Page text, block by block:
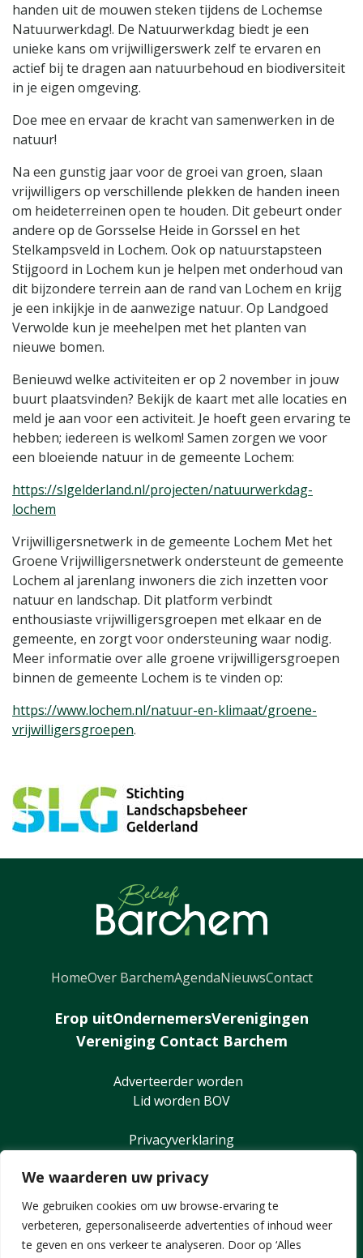
We waarderen uw privacy
We gebruiken cookies om uw browse-ervaring te
verbeteren, gepersonaliseerde advertenties of inhoud weer
te geven en ons verkeer te analyseren. Door op ‘Alles
handen uit de mouwen steken tijdens de Lochemse
Natuurwerkdag!. De Natuurwerkdag biedt je een
unieke kans om vrijwilligerswerk zelf te ervaren en
actief bij te dragen aan natuurbehoud en biodiversiteit
in je eigen omgeving.
Doe mee en ervaar de kracht van samenwerken in de
natuur!
Na een gunstig jaar voor de groei van groen, slaan
vrijwilligers op verschillende plekken de handen ineen
om heideterreinen open te houden. Dit gebeurt onder
andere op de Gorsselse Heide in Gorssel en het
Stelkampsveld in Lochem. Ook op natuurstapsteen
Stijgoord in Lochem kun je helpen met onderhoud van
dit bijzondere terrein aan de rand van Lochem en krijg
je een inkijkje in de aanwezige natuur. Op Landgoed
Verwolde kun je meehelpen met het planten van
nieuwe bomen.
Benieuwd welke activiteiten er op 2 november in jouw
buurt plaatsvinden? Bekijk de kaart met alle locaties en
meld je aan voor een activiteit. Je hoeft geen ervaring te
hebben; iedereen is welkom! Samen zorgen we voor
een bloeiende natuur in de gemeente Lochem:
https://slgelderland.nl/projecten/natuurwerkdag-
lochem
Vrijwilligersnetwerk in de gemeente Lochem Met het
Groene Vrijwilligersnetwerk ondersteunt de gemeente
Lochem al jarenlang inwoners die zich inzetten voor
natuur en landschap. Dit platform verbindt
enthousiaste vrijwilligersgroepen met elkaar en de
gemeente, en zorgt voor ondersteuning waar nodig.
Meer informatie over alle groene vrijwilligersgroepen
binnen de gemeente Lochem is te vinden op:
https://www.lochem.nl/natuur-en-klimaat/groene-
vrijwilligersgroepen.
HomeOver BarchemAgendaNieuwsContact
Erop uitOndernemersVerenigingen
Vereniging Contact Barchem
Adverteerder worden
Lid worden BOV
Privacyverklaring